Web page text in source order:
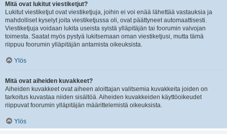
Mitä ovat lukitut viestiketjut?
Lukitut viestiketjut ovat viestiketjuja, joihin ei voi enää lähettää vastauksia ja
mahdolliset kyselyt joita viestiketjussa oli, ovat päättyneet automaattisesti.
Viestiketjuja voidaan lukita useista syistä ylläpitäjän tai foorumin valvojan
toimesta. Saatat myös pystyä lukitsemaan oman viestiketjusi, mutta tämä
riippuu foorumin ylläpitäjän antamista oikeuksista.
Ylös
Mitä ovat aiheiden kuvakkeet?
Aiheiden kuvakkeet ovat aiheen aloittajan valitsemia kuvakkeita joiden on
tarkoitus kuvastaa niiden sisältöä. Aiheiden kuvakkeiden käyttöoikeudet
riippuvat foorumin ylläpitäjän määrittelemistä oikeuksista.
Ylös